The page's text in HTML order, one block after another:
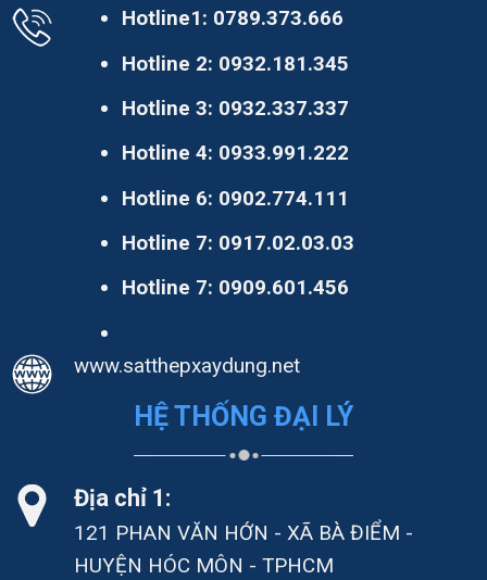
Hotline1: 0789.373.666
Hotline 2: 0932.181.345
Hotline 3: 0932.337.337
Hotline 4: 0933.991.222
Hotline 6: 0902.774.111
Hotline 7: 0917.02.03.03
Hotline 7: 0909.601.456
www.satthepxaydung.net
HỆ THỐNG ĐẠI LÝ
Địa chỉ 1:
121 PHAN VĂN HỚN - XÃ BÀ ĐIỂM -
HUYỆN HÓC MÔN - TPHCM